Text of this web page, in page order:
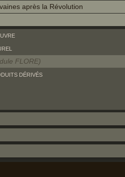
après la Révolution
FLORE)
DÉRIVÉS